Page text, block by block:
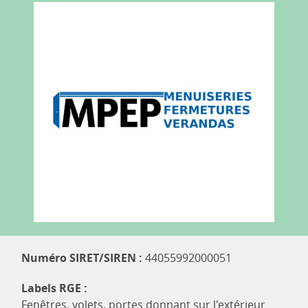
Numéro SIRET/SIREN : 44055992000051
Labels RGE :
Fenêtres, volets, portes donnant sur l'extérieur